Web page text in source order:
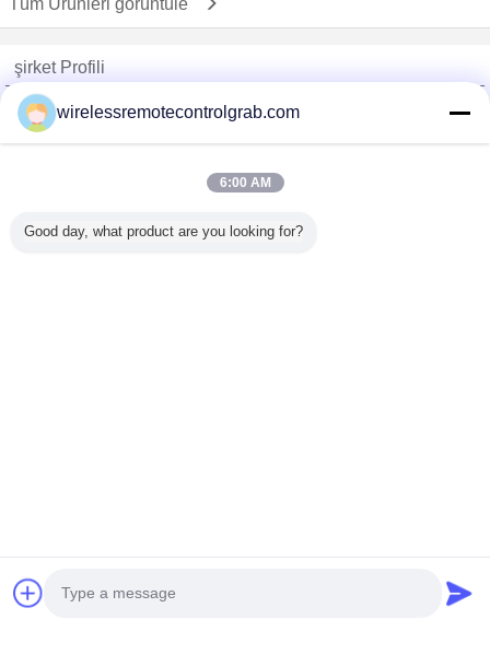
Tüm Ürünleri görüntüle
şirket Profili
China Remote Control Grab Online Market
Onaylı Tedarikçi
Verified Suplier
wirelessremotecontrolgrab.com
6:00 AM
Good day, what product are you looking for?